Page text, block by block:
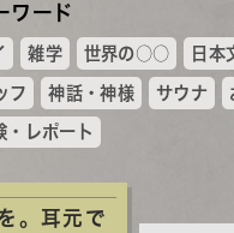
ワード
雑学 世界の○○ 日本
フ 神話・神様 サウナ
・レポート
。耳元で